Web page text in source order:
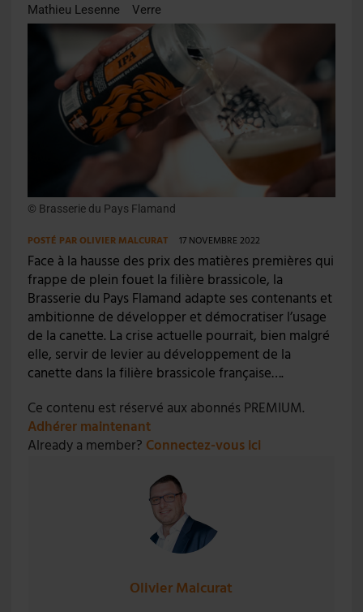
Mathieu Lesenne
Verre
© Brasserie du Pays Flamand
POSTÉ PAROLIVIER MALCURAT 17 NOVEMBRE 2022
Face à la hausse des prix des matières premières qui
frappe de plein fouet la filière brassicole, la
Brasserie du Pays Flamand adapte ses contenants et
ambitionne de développer et démocratiser l’usage
de la canette. La crise actuelle pourrait, bien malgré
elle, servir de levier au développement de la
canette dans la filière brassicole française….
Ce contenu est réservé aux abonnés PREMIUM.
Adhérer maintenant
Already a member? Connectez-vous ici
Olivier Malcurat